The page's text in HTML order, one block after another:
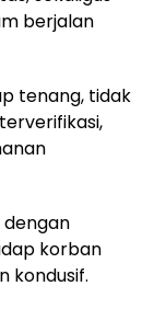
berjalan
tenang, tidak
dengan
korban
kondusif.